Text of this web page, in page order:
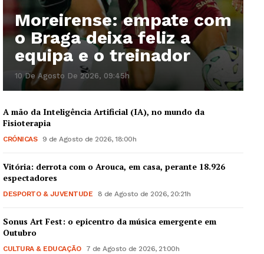
Guimarães, agora!
SUBSCREVA JÁ!
Institucional
Artigos
Grande Entrevista
Publicidade
Moreirense: empate com
o Braga deixa feliz a
equipa e o treinador
10 De Agosto De 2026, 09:45h
A mão da Inteligência Artificial (IA), no mundo da
Fisioterapia
CRÓNICAS 9 de Agosto de 2026, 18:00h
Vitória: derrota com o Arouca, em casa, perante 18.926
espectadores
DESPORTO & JUVENTUDE 8 de Agosto de 2026, 20:21h
Sonus Art Fest: o epicentro da música emergente em
Outubro
CULTURA & EDUCAÇÃO 7 de Agosto de 2026, 21:00h